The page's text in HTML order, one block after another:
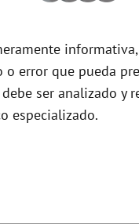
error que pueda
ser analizado y
especializado.